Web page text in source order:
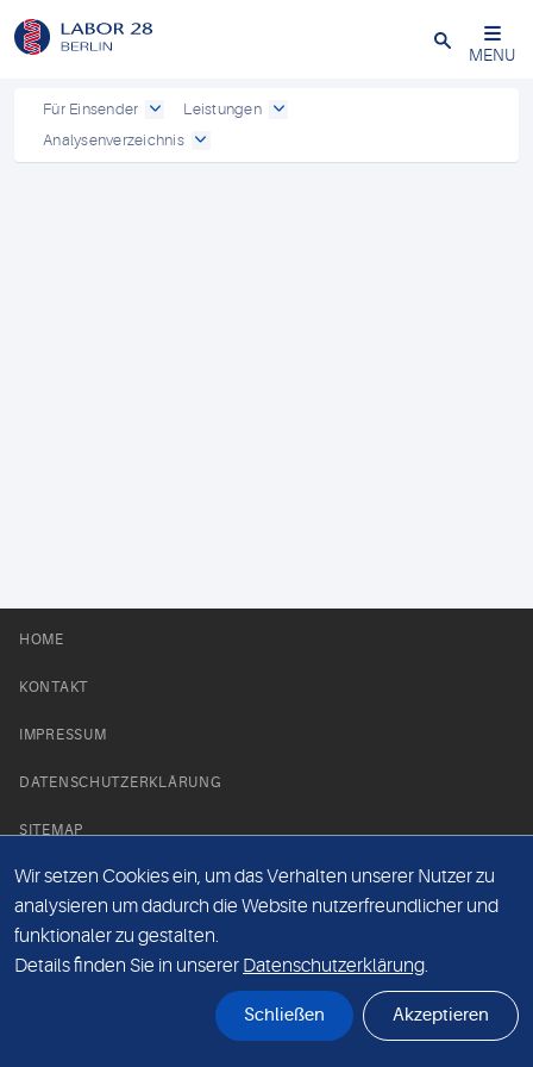
Schließen
MENU
Für Einsender
Leistungen
Analysenverzeichnis
HOME
KONTAKT
IMPRESSUM
DATENSCHUTZERKLÄRUNG
SITEMAP
NEWS PARTNER
Wir setzen Cookies ein, um das Verhalten unserer Nutzer zu
analysieren um dadurch die Website nutzerfreundlicher und
funktionaler zu gestalten.
Details finden Sie in unserer Datenschutzerklärung.
Schließen Akzeptieren